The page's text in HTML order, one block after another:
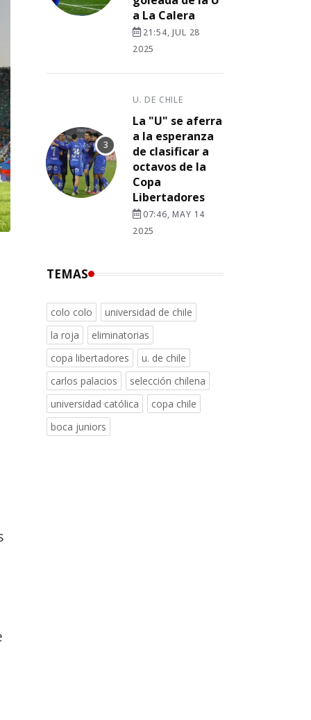
a La Calera
21:54, JUL 28
2025
U. DE CHILE
La "U" se aferra
a la esperanza
de clasificar a
octavos de la
Copa
Libertadores
07:46, MAY 14
2025
TEMAS
colo colo
universidad de chile
la roja
eliminatorias
copa libertadores
u. de chile
carlos palacios
selección chilena
universidad católica
copa chile
boca juniors